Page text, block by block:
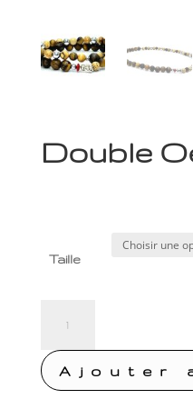
Double
Taille
Double
OeilAjouter